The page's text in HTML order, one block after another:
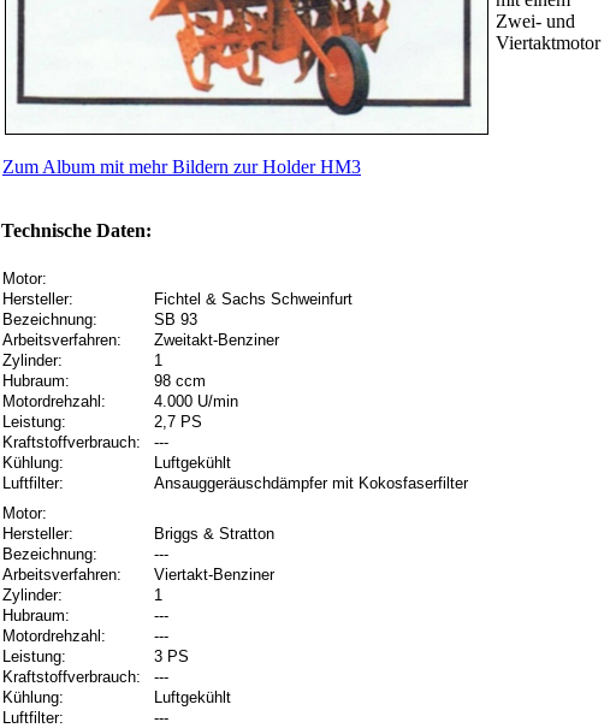
Zum Album mit mehr Bildern zur Holder HM3
Zwei- und
Viertaktmotor
Technische Daten:
Motor:
Hersteller:
Fichtel & Sachs Schweinfurt
Bezeichnung:
SB 93
Arbeitsverfahren:
Zweitakt-Benziner
Zylinder:
1
Hubraum:
98 ccm
Motordrehzahl:
4.000 U/min
Leistung:
2,7 PS
Kraftstoffverbrauch:
---
Kühlung:
Luftgekühlt
Luftfilter:
Ansauggeräuschdämpfer mit Kokosfaserfilter
Motor:
Hersteller:
Briggs & Stratton
Bezeichnung:
---
Arbeitsverfahren:
Viertakt-Benziner
Zylinder:
1
Hubraum:
---
Motordrehzahl:
---
Leistung:
3 PS
Kraftstoffverbrauch:
---
Kühlung:
Luftgekühlt
Luftfilter:
---